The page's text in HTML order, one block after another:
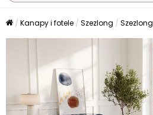
Kanapy i fotele Szezlong Szezlong